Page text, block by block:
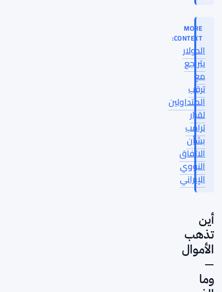
MORE
CONTEXT:
الدولار
يتراجع
مع
ترقب
المتداولين
لقرار
ترامب
بشأن
الاتفاق
النووي
الإيراني
أين
تذهب
الأموال
—
وما